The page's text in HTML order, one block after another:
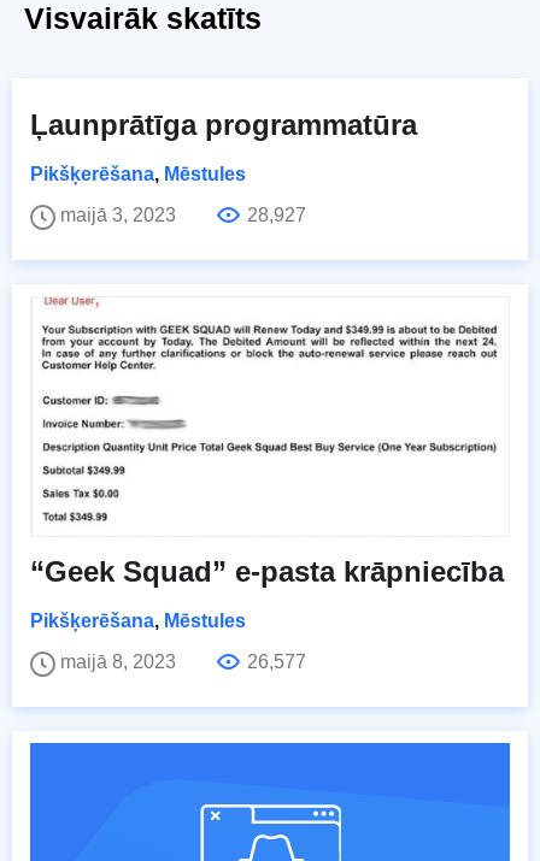
Visvairāk skatīts
Ļaunprātīga programmatūra
Pikšķerēšana, Mēstules
maijā 3, 2023
28,927
“Geek Squad” e-pasta krāpniecība
Pikšķerēšana, Mēstules
maijā 8, 2023
26,577